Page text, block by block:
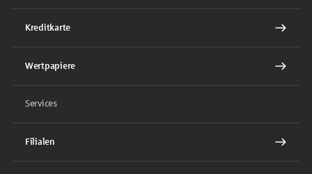
Kreditkarte
Wertpapiere
Services
Filialen